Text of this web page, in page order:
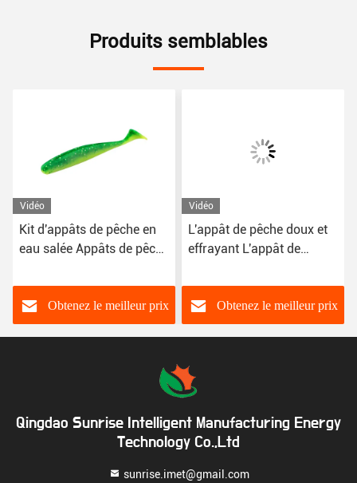
Produits semblables
Vidéo
Kit d'appâts de pêche en
eau salée Appâts de pêche
pêche d'eau douce Appâts
de pêche à la baleine
Appâts de pêche à la
Obtenez le meilleur prix
Vidéo
L'appât de pêche doux et
effrayant L'appât de
Obtenez le meilleur prix
Qingdao Sunrise Intelligent Manufacturing Energy
Technology Co.,Ltd
sunrise.imet@gmail.com